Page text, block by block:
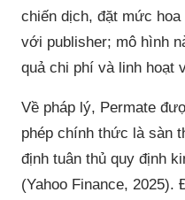
chiến dịch, đặt mức
với publisher; mô hình
quả chi phí và linh hoạt
Về pháp lý, Permate
phép chính thức là sàn
định tuân thủ quy định
(Yahoo Finance, 2025).